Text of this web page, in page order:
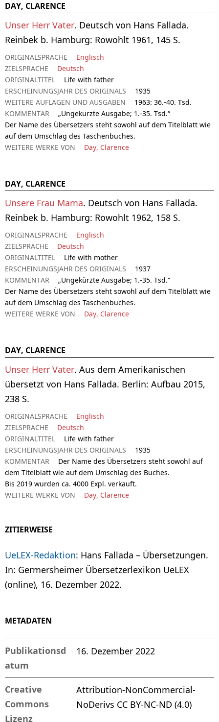
DAY, CLARENCE
Unser Herr Vater. Deutsch von Hans Fallada.
Reinbek b. Hamburg: Rowohlt 1961, 145 S.
ORIGINALSPRACHE
Englisch
ZIELSPRACHE
Deutsch
ORIGINALTITEL
Life with father
ERSCHEINUNGSJAHR DES ORIGINALS
1935
WEITERE AUFLAGEN UND AUSGABEN
1963: 36.-40. Tsd.
KOMMENTAR
„Ungekürzte Ausgabe; 1.-35. Tsd.“
Der Name des Übersetzers steht sowohl auf dem Titelblatt wie
auf dem Umschlag des Taschenbuches.
WEITERE WERKE VON
Day, Clarence
DAY, CLARENCE
Unsere Frau Mama. Deutsch von Hans Fallada.
Reinbek b. Hamburg: Rowohlt 1962, 158 S.
ORIGINALSPRACHE
Englisch
ZIELSPRACHE
Deutsch
ORIGINALTITEL
Life with mother
ERSCHEINUNGSJAHR DES ORIGINALS
1937
KOMMENTAR
„Ungekürzte Ausgabe; 1.-35. Tsd.“
Der Name des Übersetzers steht sowohl auf dem Titelblatt wie
auf dem Umschlag des Taschenbuches.
WEITERE WERKE VON
Day, Clarence
DAY, CLARENCE
Unser Herr Vater. Aus dem Amerikanischen
übersetzt von Hans Fallada. Berlin: Aufbau 2015,
238 S.
ORIGINALSPRACHE
Englisch
ZIELSPRACHE
Deutsch
ORIGINALTITEL
Life with father
ERSCHEINUNGSJAHR DES ORIGINALS
1935
KOMMENTAR
Der Name des Übersetzers steht sowohl auf
dem Titelblatt wie auf dem Umschlag des Buches.
Bis 2019 wurden ca. 4000 Expl. verkauft.
WEITERE WERKE VON
Day, Clarence
ZITIERWEISE
UeLEX-Redaktion: Hans Fallada – Übersetzungen.
In: Germersheimer Übersetzerlexikon UeLEX
(online), 16. Dezember 2022.
METADATEN
Publikationsd
atum
16. Dezember 2022
Creative
Commons
Lizenz
Attribution-NonCommercial-
NoDerivs CC BY-NC-ND (4.0)